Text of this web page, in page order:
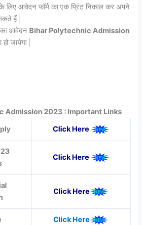
लिए आवेदन फॉर्म का एक प्रिंट निकाल कर अपने
हैं |
आवेदन Bihar Polytechnic Admission
जायेगा |
Admission 2023 : Important Links
Click Here
Click Here
Click Here
Click Here